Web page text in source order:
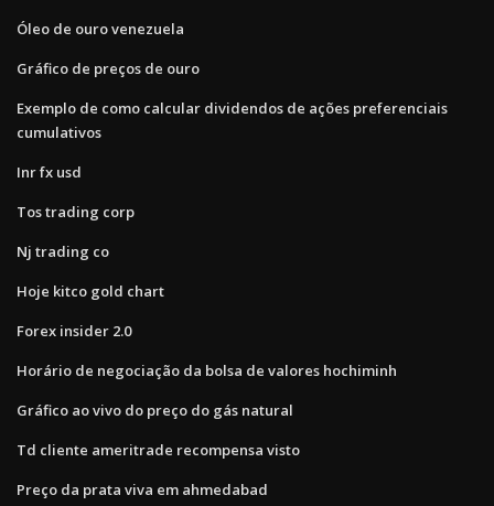
Óleo de ouro venezuela
Gráfico de preços de ouro
Exemplo de como calcular dividendos de ações preferenciais
cumulativos
Inr fx usd
Tos trading corp
Nj trading co
Hoje kitco gold chart
Forex insider 2.0
Horário de negociação da bolsa de valores hochiminh
Gráfico ao vivo do preço do gás natural
Td cliente ameritrade recompensa visto
Preço da prata viva em ahmedabad